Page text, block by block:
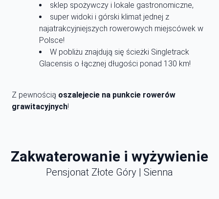
sklep spożywczy i lokale gastronomiczne,
super widoki i górski klimat jednej z
najatrakcyjniejszych rowerowych miejscówek w
Polsce!
W pobliżu znajdują się ścieżki Singletrack
Glacensis o łącznej długości ponad 130 km!
Z pewnością oszalejecie na punkcie rowerów
grawitacyjnych!
Zakwaterowanie i wyżywienie
Pensjonat Złote Góry | Sienna